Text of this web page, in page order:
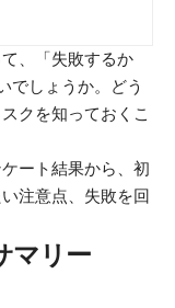
、「失敗するか
でしょうか。どう
クを知っておくこ
ート結果から、初
注意点、失敗を回
マリー